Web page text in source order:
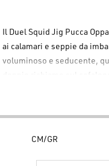
Il Duel Squid Jig Pucca
ai calamari e seppie da
voluminoso e seducente,
sul
alta
superficie è rivestita in
tattile delle scaglie
CM/GR